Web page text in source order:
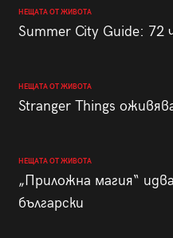
НЕЩАТА ОТ ЖИВОТА
Summer City Guide: 72
НЕЩАТА ОТ ЖИВОТА
Stranger Things
НЕЩАТА ОТ ЖИВОТА
„Приложна магия“
български